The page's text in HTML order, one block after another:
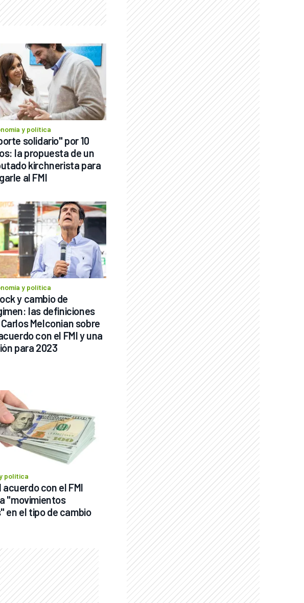
y política
solidario" por 10
la propuesta de un
kirchnerista para
al FMI
y política
y cambio de
las definiciones
Melconian sobre
con el FMI y una
para 2023
política
acuerdo con el FMI
"movimientos
en el tipo de cambio